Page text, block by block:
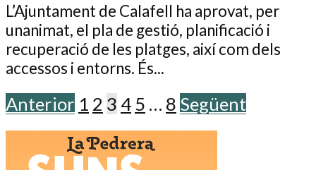
L’Ajuntament de Calafell ha aprovat, per
unanimat, el pla de gestió, planificació i
recuperació de les platges, així com dels
accessos i entorns. És...
Anterior 1 2 3 4 5 … 8 Següent